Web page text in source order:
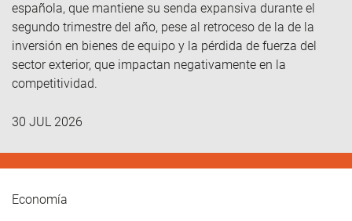
española, que mantiene su senda expansiva durante el
segundo trimestre del año, pese al retroceso de la de la
inversión en bienes de equipo y la pérdida de fuerza del
sector exterior, que impactan negativamente en la
competitividad.
30 JUL 2026
Economía